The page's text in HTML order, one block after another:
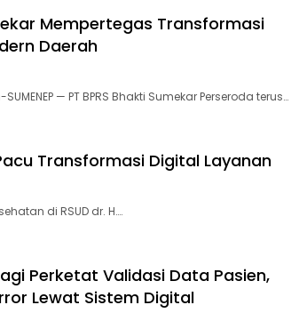
Mempertegas Transformasi
Daerah
— PT BPRS Bhakti Sumekar Perseroda terus…
Transformasi Digital Layanan
di RSUD dr. H….
Perketat Validasi Data Pasien,
Lewat Sistem Digital